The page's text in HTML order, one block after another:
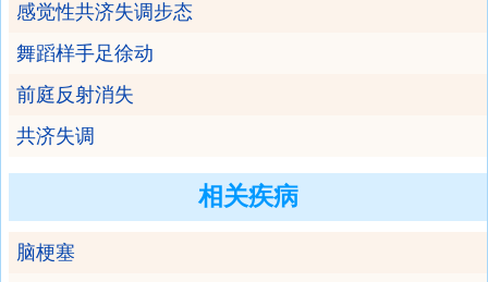
感觉性共济失调步态
舞蹈样手足徐动
前庭反射消失
共济失调
相关疾病
脑梗塞